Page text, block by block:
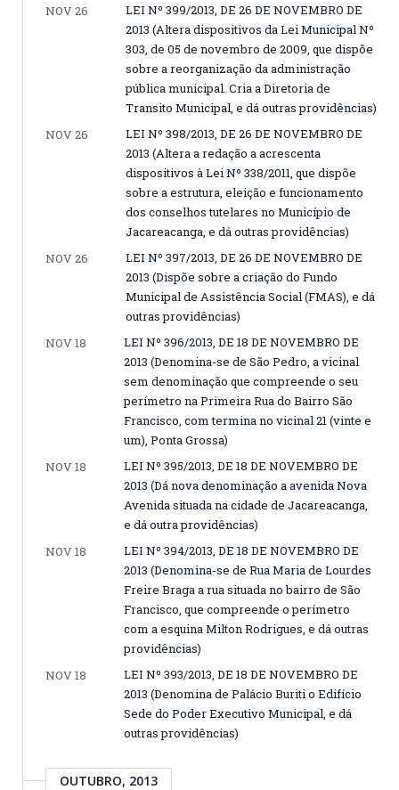
NOV 26
LEI Nº 399/2013, DE 26 DE NOVEMBRO DE
2013 (Altera dispositivos da Lei Municipal Nº
303, de 05 de novembro de 2009, que dispõe
sobre a reorganização da administração
pública municipal. Cria a Diretoria de
Transito Municipal, e dá outras providências)
NOV 26
LEI Nº 398/2013, DE 26 DE NOVEMBRO DE
2013 (Altera a redação a acrescenta
dispositivos à Lei Nº 338/2011, que dispõe
sobre a estrutura, eleição e funcionamento
dos conselhos tutelares no Município de
Jacareacanga, e dá outras providências)
NOV 26
LEI Nº 397/2013, DE 26 DE NOVEMBRO DE
2013 (Dispõe sobre a criação do Fundo
Municipal de Assistência Social (FMAS), e dá
outras providências)
NOV 18
LEI Nº 396/2013, DE 18 DE NOVEMBRO DE
2013 (Denomina-se de São Pedro, a vicinal
sem denominação que compreende o seu
perímetro na Primeira Rua do Bairro São
Francisco, com termina no vicinal 21 (vinte e
um), Ponta Grossa)
NOV 18
LEI Nº 395/2013, DE 18 DE NOVEMBRO DE
2013 (Dá nova denominação a avenida Nova
Avenida situada na cidade de Jacareacanga,
e dá outra providências)
NOV 18
LEI Nº 394/2013, DE 18 DE NOVEMBRO DE
2013 (Denomina-se de Rua Maria de Lourdes
Freire Braga a rua situada no bairro de São
Francisco, que compreende o perímetro
com a esquina Milton Rodrigues, e dá outras
providências)
NOV 18
LEI Nº 393/2013, DE 18 DE NOVEMBRO DE
2013 (Denomina de Palácio Buriti o Edifício
Sede do Poder Executivo Municipal, e dá
outras providências)
OUTUBRO, 2013